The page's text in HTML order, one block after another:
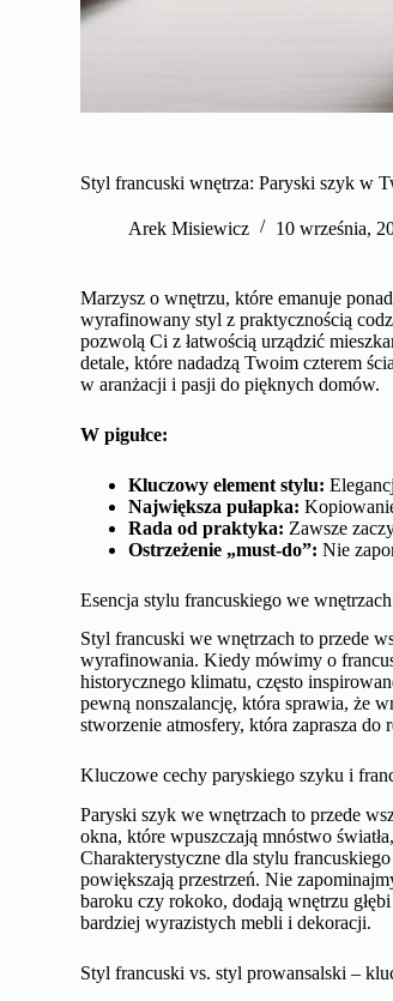
Styl francuski wnętrza: Paryski szyk w
Arek Misiewicz 10 września,
Marzysz o wnętrzu, które emanuje
wyrafinowany styl z praktycznością
pozwolą Ci z łatwością urządzić
detale, które nadadzą Twoim czterem
w aranżacji i pasji do pięknych domów.
W pigułce:
Kluczowy element stylu:
Największa pułapka:
Rada od praktyka: Zawsze
Ostrzeżenie „must-do”: Nie
Esencja stylu francuskiego we
Styl francuski we wnętrzach to przede
wyrafinowania. Kiedy mówimy o
historycznego klimatu, często
pewną nonszalancję, która sprawia, że
stworzenie atmosfery, która zaprasza
Kluczowe cechy paryskiego szyku i
Paryski szyk we wnętrzach to przede
okna, które wpuszczają mnóstwo
Charakterystyczne dla stylu
powiększają przestrzeń. Nie
baroku czy rokoko, dodają wnętrzu
bardziej wyrazistych mebli i dekoracji.
Styl francuski vs. styl prowansalski –